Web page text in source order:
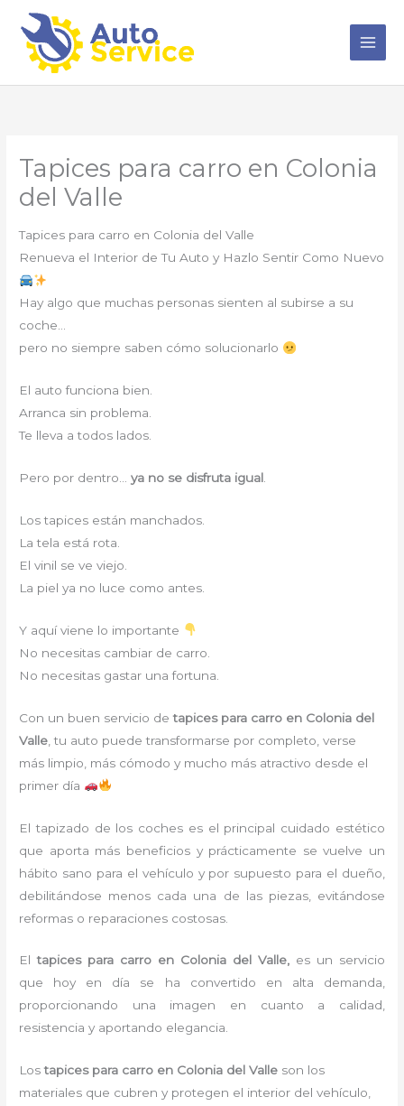
contenido
Tapices para carro en Colonia
del Valle
Tapices para carro en Colonia del Valle
Renueva el Interior de Tu Auto y Hazlo Sentir Como Nuevo
Hay algo que muchas personas sienten al subirse a su
coche…
pero no siempre saben cómo solucionarlo
El auto funciona bien.
Arranca sin problema.
Te lleva a todos lados.
Pero por dentro…ya no se disfruta igual
Los tapices están manchados.
La tela está rota.
El vinil se ve viejo.
La piel ya no luce como antes.
Y aquí viene lo importante
No necesitas cambiar de carro.
No necesitas gastar una fortuna.
Con un buen servicio detapices para carro en Colonia del
Valle , tu auto puede transformarse por completo, verse
más limpio, más cómodo y mucho más atractivo desde el
primer día
El tapizado de los coches es el principal cuidado estético
que aporta más beneficios y prácticamente se vuelve un
hábito sano para el vehículo y por supuesto para el dueño,
debilitándose menos cada una de las piezas, evitándose
reformas o reparaciones costosas.
El tapices para carro en Colonia del Valle, es un servicio
que hoy en día se ha convertido en alta demanda,
proporcionando una imagen en cuanto a calidad,
resistencia y aportando elegancia.
Lostapices para carro en Colonia del Valle son los
materiales que cubren y protegen el interior del vehículo,